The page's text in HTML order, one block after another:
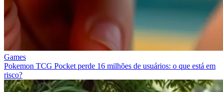
Games
Pokemon TCG Pocket perde 16 milhões de usuários: o que está em
risco?